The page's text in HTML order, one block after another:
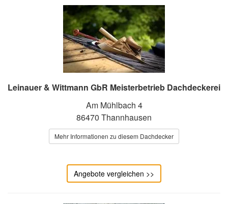
Leinauer & Wittmann GbR Meisterbetrieb Dachdeckerei
Am Mühlbach 4
86470 Thannhausen
Mehr Informationen zu diesem Dachdecker
Angebote vergleichen >>